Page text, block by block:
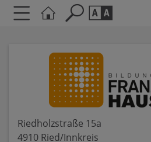
Schriftgröße
AA
Kontrasteinstellungen
Riedholzstraße 15a
4910 Ried/Innkreis